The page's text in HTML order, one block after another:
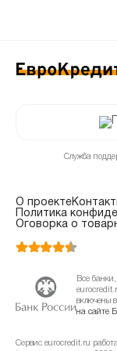
Служба
О проекте
Политика
Оговорка о
Все
включены
на сайте
Сервис eurocredit.ru